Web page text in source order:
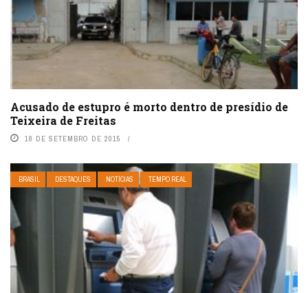
Acusado de estupro é morto dentro de presídio de
Teixeira de Freitas
18 DE SETEMBRO DE 2015
BRASIL DESTAQUES NOTÍCIAS TEMPO REAL